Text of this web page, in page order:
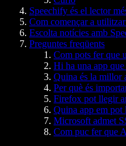
Speechify és el lector
Com començar a
Escolta notícies amb
Preguntes freqüents
Com pots fer que
Hi ha una app
Quina és la millor
Per què és
Firefox pot llegir
Quina app em pot
Microsoft admet
Com puc fer que